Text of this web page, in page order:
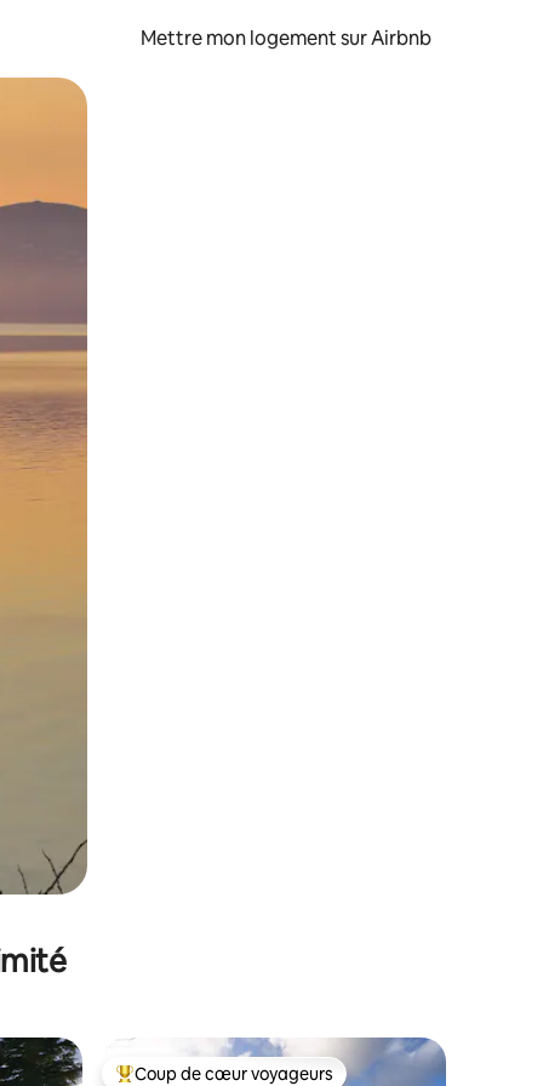
Mettre mon logement sur Airbnb
glisser.
Coup de cœur voyageurs